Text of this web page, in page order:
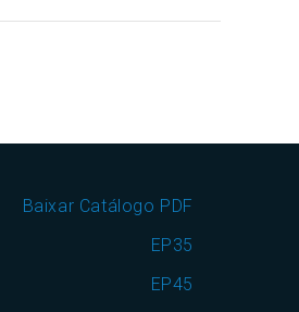
Baixar Catálogo PDF
EP35
EP45